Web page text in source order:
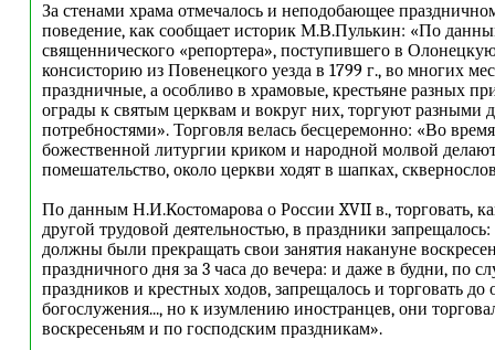
За стенами храма отмечалось и неподобающее
поведение, как сообщает историк М.В.Пулькин: «По
священнического «репортера», поступившего в
консисторию из Повенецкого уезда в 1799 г., во многих
праздничные, а особливо в храмовые, крестьяне разных
ограды к святым церквам и вокруг них, торгуют разными
потребностями». Торговля велась бесцеремонно: «Во
божественной литургии криком и народной молвой
помешательство, около церкви ходят в шапках,
По данным Н.И.Костомарова о России XVII в., торговать,
другой трудовой деятельностью, в праздники
должны были прекращать свои занятия накануне
праздничного дня за 3 часа до вечера: и даже в будни, по
праздников и крестных ходов, запрещалось и торговать до
богослужения..., но к изумлению иностранцев, они
воскресеньям и по господским праздникам».